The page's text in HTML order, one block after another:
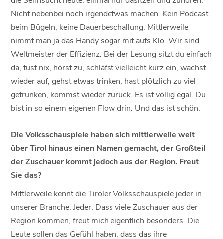
Nicht nebenbei noch irgendetwas machen. Kein Podcast
beim Bügeln, keine Dauerbeschallung. Mittlerweile
nimmt man ja das Handy sogar mit aufs Klo. Wir sind
Weltmeister der Effizienz. Bei der Lesung sitzt du einfach
da, tust nix, hörst zu, schläfst vielleicht kurz ein, wachst
wieder auf, gehst etwas trinken, hast plötzlich zu viel
getrunken, kommst wieder zurück. Es ist völlig egal. Du
bist in so einem eigenen Flow drin. Und das ist schön.
Die Volksschauspiele haben sich mittlerweile weit
über Tirol hinaus einen Namen gemacht, der Großteil
der Zuschauer kommt jedoch aus der Region. Freut
Sie das?
Mittlerweile kennt die Tiroler Volksschauspiele jeder in
unserer Branche. Jeder. Dass viele Zuschauer aus der
Region kommen, freut mich eigentlich besonders. Die
Leute sollen das Gefühl haben, dass das ihre